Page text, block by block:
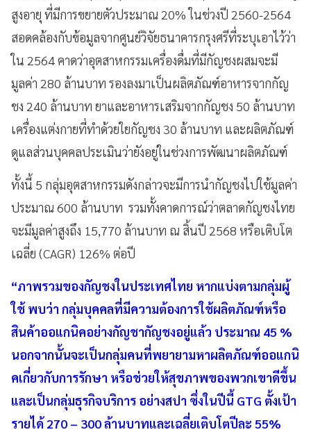
สูงอายุ ที่มีการขยายตัวประมาณ 20% ในช่วงปี 2560-2564
สอดคล้องกับข้อมูลจากศูนย์วิจัยธนาคารกรุงศรีที่ระบุเอาไว้ว่า
ใน 2564 คาดว่าอุตสาหกรรมเครื่องดื่มที่มีกัญชงผสมจะมี
มูลค่า 280 ล้านบาท รองลงมาเป็นผลิตภัณฑ์อาหารจากกัญ
ชง 240 ล้านบาท ยาและอาหารเสริมจากกัญชง 50 ล้านบาท
เครื่องแต่งกายที่ทำด้วยใยกัญชง 30 ล้านบาท และผลิตภัณฑ์
ดูแลส่วนบุคคลประเมินว่ายังอยู่ในช่วงการพัฒนาผลิตภัณฑ์
ทั้งนี้ 5 กลุ่มอุตสาหกรรมดังกล่าวจะมีการนำกัญชงไปใช้มูลค่า
ประมาณ 600 ล้านบาท รวมทั้งคาดการณ์ว่าตลาดกัญชงไทย
จะมีมูลค่าสูงถึง 15,770 ล้านบาท ณ สิ้นปี 2568 หรือเติบโต
เฉลี่ย (CAGR) 126% ต่อปี
“ภาพรวมของกัญชงในประเทศไทย หากแบ่งตามกลุ่มผู้
ใช้ พบว่า กลุ่มบุคคลที่มีความต้องการใช้ผลิตภัณฑ์หรือ
สินค้าออแกนิคอย่างกัญชากัญชงอยู่แล้ว ประมาณ 45 %
นอกจากนั้นจะเป็นกลุ่มคนที่พยายามหาผลิตภัณฑ์ออแกนิ
คเกี่ยวกับการรักษา หรือช่วยให้สุขภาพของพวกเขาดีขึ้น
และเป็นกลุ่มธุรกิจบริการ อย่างสปา ซึ่งในปีนี้ GTG ตั้งเป้า
รายได้ 270 – 300 ล้านบาทและเฉลี่ยเติบโตปีละ 55%